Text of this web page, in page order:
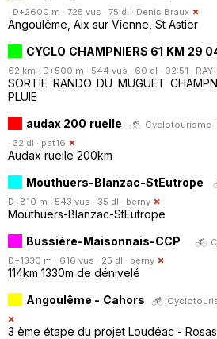
· D+2600 m · 725 vus · 75 dl · Denis Braux
Angoulême, Aix sur Vienne, St Astier
CYCLO CHAMPNIERS 61 KM 29
62 km · D+500 m · 544 vus · 60 dl · 02:51 · RAY
SORTIE RANDO DU MUGUET
PLUIE
audax 200 ruelle
Cyclotourisme ·
· 32 dl · pat16
Audax ruelle 200km
Mouthuers-Blanzac-StEutrope
D+810 m · 543 vus · 35 dl · berny
Mouthuers-Blanzac-StEutrope
Bussière-Maisonnais-CCP
D+1330 m · 616 vus · 25 dl · berny
114km 1330m de dénivelé
Angoulême - Cahors
3 ème étape du projet Loudéac - Rosas